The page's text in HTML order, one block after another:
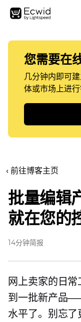
您需要在
几分钟内即可
体或市场上进行
‹ 前往博客主页
批量编辑
就在您的
14分钟简报
网上卖家的日常
到一批新产品
水平了。别忘